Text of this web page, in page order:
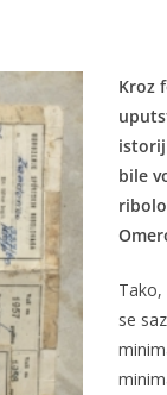
Kroz
bile
se